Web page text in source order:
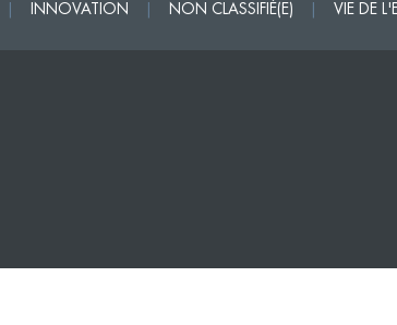
INNOVATION NON CLASSIFIÉ(E) VIE DE